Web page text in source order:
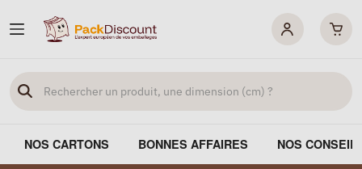
NOS CARTONS BONNES AFFAIRES NOS